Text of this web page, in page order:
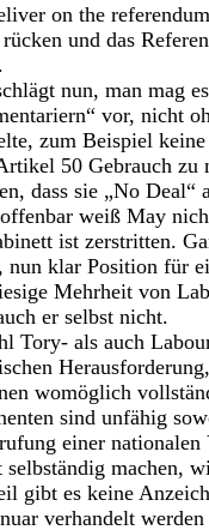
on the
und das
nun, man mag
vor, nicht
zum Beispiel
50 Gebrauch zu
dass sie „No Deal“
weiß May
ist zerstritten.
nun klar Position für
Mehrheit von
er selbst nicht.
Tory- als auch
womöglich
sind unfähig
einer nationalen
selbständig machen,
gibt es keine
verhandelt